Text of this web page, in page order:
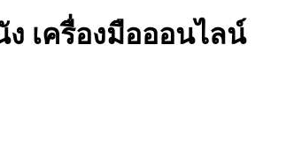
เครื่องมือออนไลน์